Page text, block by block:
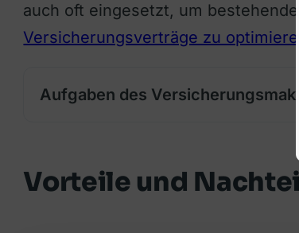
auch oft eingesetzt, um bestehende
Versicherungsverträge zu optimieren
Aufgaben des
Vorteile und